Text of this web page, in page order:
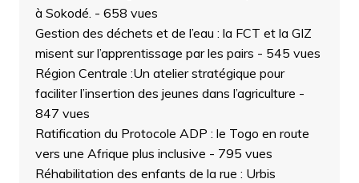
à Sokodé. - 658 vues
Gestion des déchets et de l’eau : la FCT et la GIZ
misent sur l’apprentissage par les pairs - 545 vues
Région Centrale :Un atelier stratégique pour
faciliter l’insertion des jeunes dans l’agriculture -
847 vues
Ratification du Protocole ADP : le Togo en route
vers une Afrique plus inclusive - 795 vues
Réhabilitation des enfants de la rue : Urbis